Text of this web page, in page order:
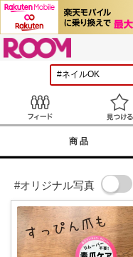
商品
#オリジナル写真